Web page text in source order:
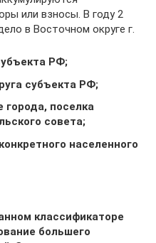
или взносы. В году 2
в Восточном округе г.
РФ;
субъекта РФ;
города, поселка
совета;
населенного
классификаторе
большего